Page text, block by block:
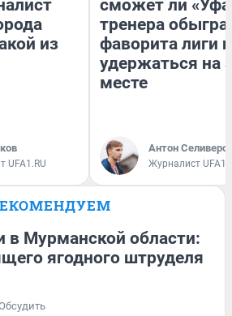
из
UFA1.RU
сможет ли
тренера
фаворита лиги и
удержаться на
месте
Антон
Журналист
в Мурманской области:
ягодного штруделя